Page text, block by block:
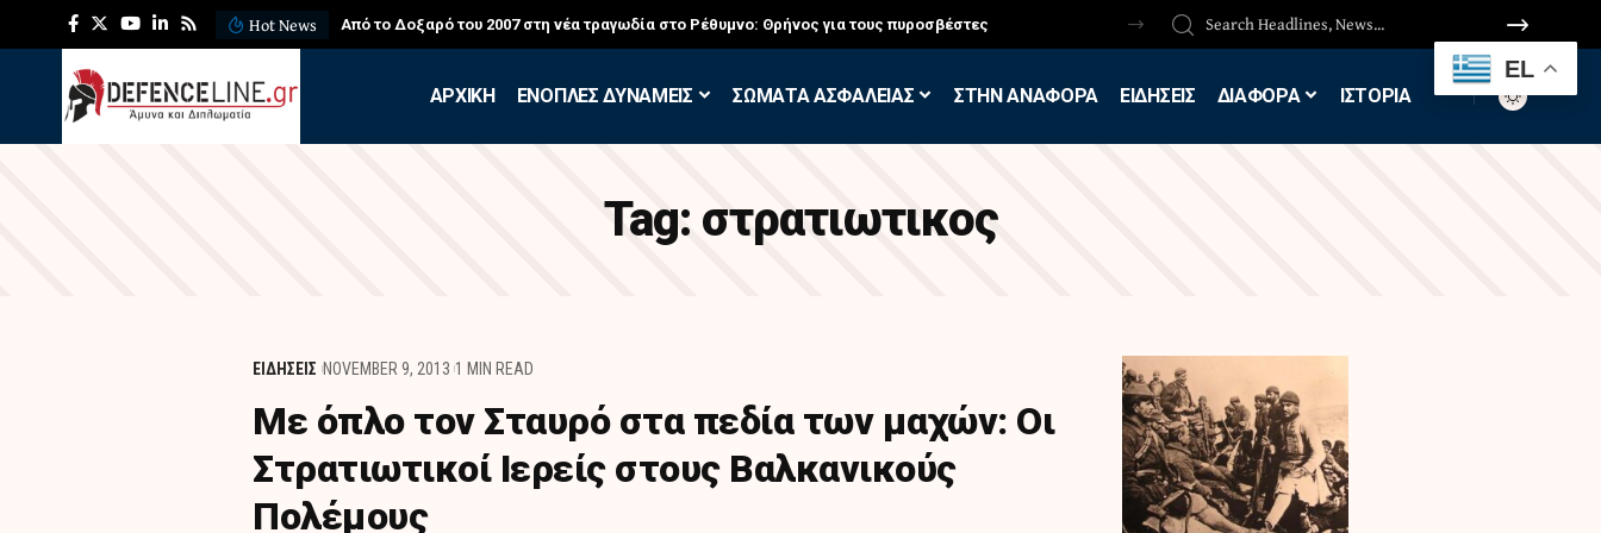
Hot News Από το Δοξαρό του 2007 στη νέα τραγωδία στο Ρέθυμνο: Θρήνος για τους πυροσβέστες
APXIKH ΕΝΟΠΛΕΣ ΔΥΝΑΜΕΙΣ ΣΩΜΑΤΑ ΑΣΦΑΛΕΙΑΣ ΣΤΗΝ ΑΝΑΦΟΡΑ ΕΙΔΗΣΕΙΣ ΔΙΑΦΟΡΑ ΙΣΤΟΡΙΑ
Tag: στρατιωτικος
ΕΙΔΗΣΕΙΣ NOVEMBER 9, 2013 1 MIN READ
Με όπλο τον Σταυρό στα πεδία των μαχών: Οι
Στρατιωτικοί Ιερείς στους Βαλκανικούς
Πολέμους
EL